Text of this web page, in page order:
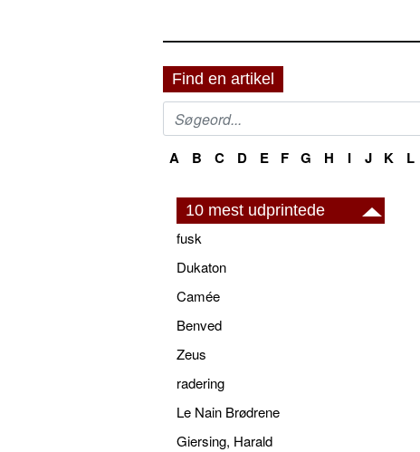
Find en artikel
A B C D E F G H I J K L
10 mest udprintede
fusk
Dukaton
Camée
Benved
Zeus
radering
Le Nain Brødrene
Giersing, Harald